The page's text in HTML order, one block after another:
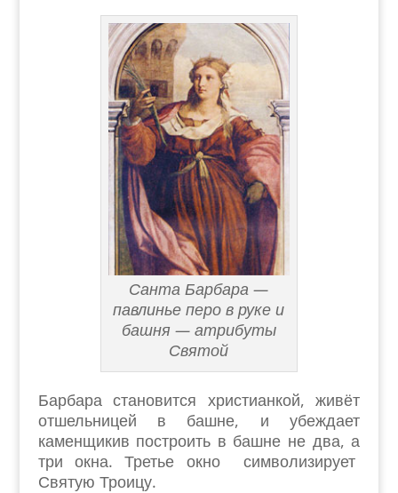
Санта Барбара —
павлинье перо в руке и
башня — атрибуты
Святой
Барбара становится христианкой, живёт
отшельницей в башне, и убеждает
каменщикив построить в башне не два, а
три окна. Третье окно символизирует
Святую Троицу.